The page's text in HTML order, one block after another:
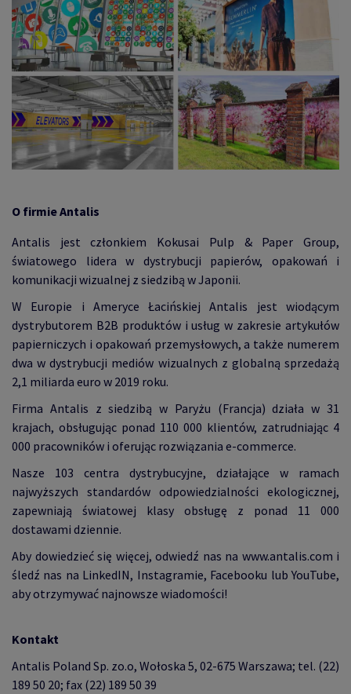
O firmie Antalis
Antalis jest członkiem Kokusai Pulp & Paper Group,
światowego lidera w dystrybucji papierów, opakowań i
komunikacji wizualnej z siedzibą w Japonii.
W Europie i Ameryce Łacińskiej Antalis jest wiodącym
dystrybutorem B2B produktów i usług w zakresie artykułów
papierniczych i opakowań przemysłowych, a także numerem
dwa w dystrybucji mediów wizualnych z globalną sprzedażą
2,1 miliarda euro w 2019 roku.
Firma Antalis z siedzibą w Paryżu (Francja) działa w 31
krajach, obsługując ponad 110 000 klientów, zatrudniając 4
000 pracowników i oferując rozwiązania e-commerce.
Nasze 103 centra dystrybucyjne, działające w ramach
najwyższych standardów odpowiedzialności ekologicznej,
zapewniają światowej klasy obsługę z ponad 11 000
dostawami dziennie.
Aby dowiedzieć się więcej, odwiedź nas na www.antalis.com i
śledź nas na LinkedIN, Instagramie, Facebooku lub YouTube,
aby otrzymywać najnowsze wiadomości!
Kontakt
Antalis Poland Sp. zo.o, Wołoska 5, 02-675 Warszawa; tel. (22)
189 50 20; fax (22) 189 50 39